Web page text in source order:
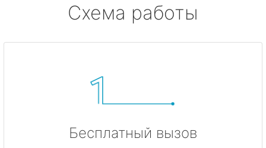
Схема работы
Бесплатный вызов